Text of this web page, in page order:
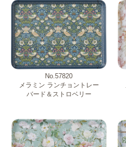
No.57820
メラミン ランチョントレー
バード＆ストロベリー